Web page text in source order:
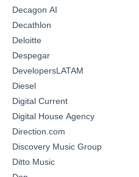
Decagon AI
Decathlon
Deloitte
Despegar
DevelopersLATAM
Diesel
Digital Current
Digital House Agency
Direction.com
Discovery Music Group
Ditto Music